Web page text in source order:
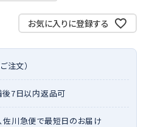
お気に入りに登録する
注文）
後7日以内返品可
佐川急便で最短日のお届け